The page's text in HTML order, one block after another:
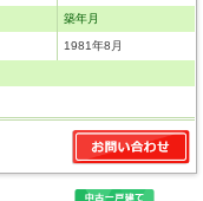
築年月
1981年8月